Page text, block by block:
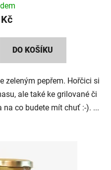
DO KOŠÍKU
zeleným pepřem. Hořčici si
ale také ke grilované či
na co budete mít chuť :-). ...